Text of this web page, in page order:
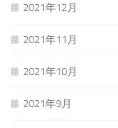
2021年12月
2021年11月
2021年10月
2021年9月